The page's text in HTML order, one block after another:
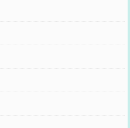
己的手被人攥住，耳边传来直
他？”*【世界四：季眠是爱慕
演一个对弟弟爱之入骨的变-态
，最后被其设计勾引亲手送进
到剧情节点，心惊胆战地跟继
第二天早上，季眠看着埋在他
泪呢？*【世界五：季眠是不可
有一个爱慕许久的白月光，可
少爷威胁良家少男做白月光的
回国，行为恶劣的小少爷被厌
产。曾经落魄的替身咸鱼翻